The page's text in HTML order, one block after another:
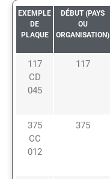
EXEMPLE
DE
PLAQUE
DÉBUT (PAYS
OU
ORGANISATION)
117
CD
045
117
375
CC
012
375